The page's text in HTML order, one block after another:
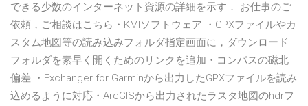
できる少数のインターネット資源の詳細を示す． お仕事のご
依頼，ご相談はこちら・KMIソフトウェア ・GPXファイルやカ
スタム地図等の読み込みフォルダ指定画面に，ダウンロード
フォルダを素早く開くためのリンクを追加・コンパスの磁北
偏差 ・Exchanger for Garminから出力したGPXファイルを読み
込めるように対応・ArcGISから出力されたラスタ地図のhdrフ